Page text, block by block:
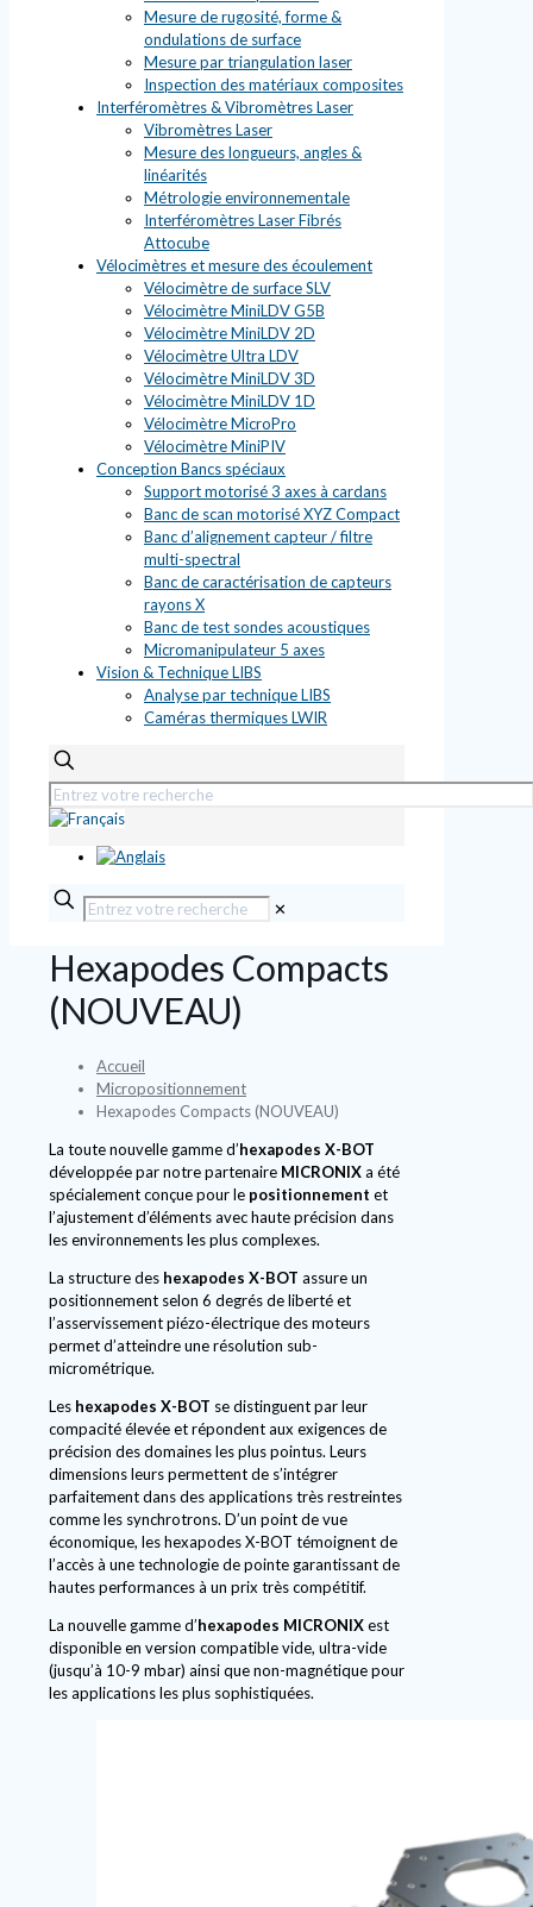
Mesure de rugosité, forme &
ondulations de surface
Mesure par triangulation laser
Inspection des matériaux composites
Interféromètres & Vibromètres Laser
Vibromètres Laser
Mesure des longueurs, angles &
linéarités
Métrologie environnementale
Interféromètres Laser Fibrés
Attocube
Vélocimètres et mesure des écoulement
Vélocimètre de surface SLV
Vélocimètre MiniLDV G5B
Vélocimètre MiniLDV 2D
Vélocimètre Ultra LDV
Vélocimètre MiniLDV 3D
Vélocimètre MiniLDV 1D
Vélocimètre MicroPro
Vélocimètre MiniPIV
Conception Bancs spéciaux
Support motorisé 3 axes à cardans
Banc de scan motorisé XYZ Compact
Banc d’alignement capteur / filtre
multi-spectral
Banc de caractérisation de capteurs
rayons X
Banc de test sondes acoustiques
Micromanipulateur 5 axes
Vision & Technique LIBS
Analyse par technique LIBS
Caméras thermiques LWIR
✕
Hexapodes Compacts
(NOUVEAU)
Accueil
Micropositionnement
Hexapodes Compacts (NOUVEAU)
La toute nouvelle gamme d’hexapodes X-BOT
développée par notre partenaire MICRONIXa été
spécialement conçue pour le positionnement et
l’ajustement d’éléments avec haute précision dans
les environnements les plus complexes.
La structure des hexapodes X-BOT assure un
positionnement selon 6 degrés de liberté et
l’asservissement piézo-électrique des moteurs
permet d’atteindre une résolution sub-
micrométrique.
Les hexapodes X-BOT se distinguent par leur
compacité élevée et répondent aux exigences de
précision des domaines les plus pointus. Leurs
dimensions leurs permettent de s’intégrer
parfaitement dans des applications très restreintes
comme les synchrotrons. D’un point de vue
économique, les hexapodes X-BOT témoignent de
l’accès à une technologie de pointe garantissant de
hautes performances à un prix très compétitif.
La nouvelle gamme d’hexapodes MICRONIXest
disponible en version compatible vide, ultra-vide
(jusqu’à 10-9 mbar) ainsi que non-magnétique pour
les applications les plus sophistiquées.